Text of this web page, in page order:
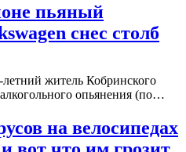
пьяный
снес столб
житель Кобринского
опьянения (по…
на велосипедах